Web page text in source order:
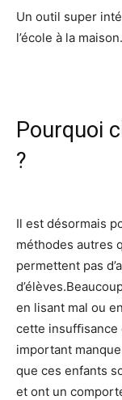
Un outil super
l’école à la maison.
Pourquoi
?
Il est désormais
méthodes autres
permettent pas
d’élèves.
en lisant mal ou
cette insufﬁsance
important manque
que ces enfants
et ont un